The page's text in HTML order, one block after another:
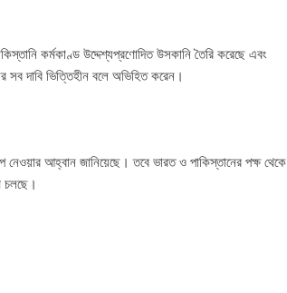
কর্মকাণ্ড উদ্দেশ্যপ্রণোদিত উসকানি তৈরি করেছে এবং
দাবি ভিত্তিহীন বলে অভিহিত করেন।
আহ্বান জানিয়েছে। তবে ভারত ও পাকিস্তানের পক্ষ থেকে
চলছে।